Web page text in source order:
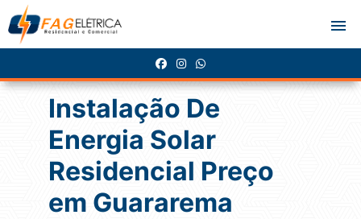
Instalação De
Energia Solar
Residencial Preço
em Guararema